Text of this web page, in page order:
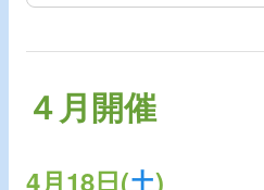
４月開催
4月18日(土)